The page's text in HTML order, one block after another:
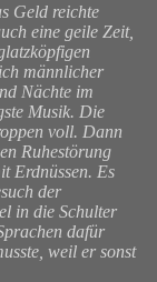
Geld reichte
eine geile Zeit,
männlicher
Nächte im
Musik. Die
voll. Dann
Ruhestörung
Erdnüssen. Es
der
in die Schulter
dafür
weil er sonst